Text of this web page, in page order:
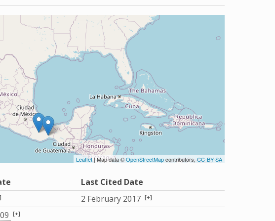
Leaflet| Map data ©OpenStreetMapcontributors, CC-BY-SA
Last Cited Date
2 February 2017 [+]
[+]